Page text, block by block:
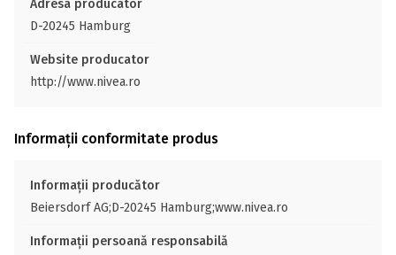
Adresa producator
D-20245 Hamburg
Website producator
http://www.nivea.ro
Informații conformitate produs
Informații producător
Beiersdorf AG;D-20245 Hamburg;www.nivea.ro
Informații persoană responsabilă